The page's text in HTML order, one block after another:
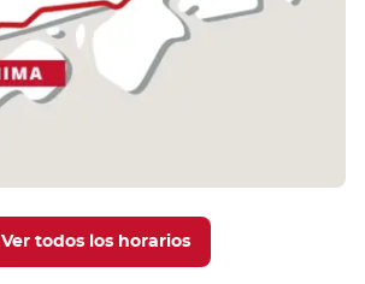
Ver todos los horarios